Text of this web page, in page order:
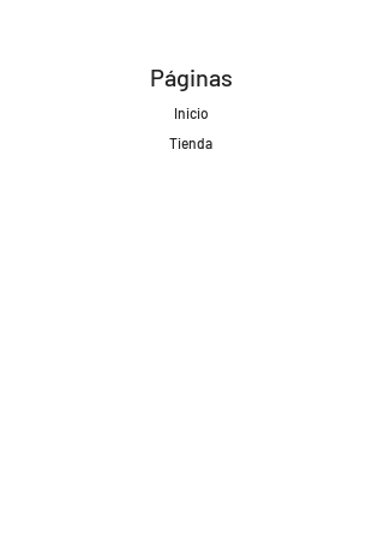
Páginas
Inicio
Tienda